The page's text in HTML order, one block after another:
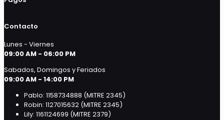
Contacto
Lunes - Viernes
09:00 AM - 06:00 PM
Sabados, Domingos y Feriados
09:00 AM - 14:00 PM
Pablo: 1158734888 (MITRE 2345)
Robin: 1127015632 (MITRE 2345)
Lily: 1161124699 (MITRE 2379)